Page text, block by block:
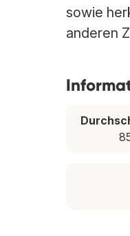
sowie
anderen